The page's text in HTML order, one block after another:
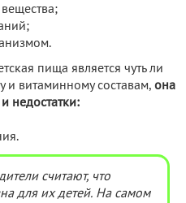
вещества;
пища является чуть ли
и витаминному составам, она
недостатки:
считают, что
для их детей. На самом